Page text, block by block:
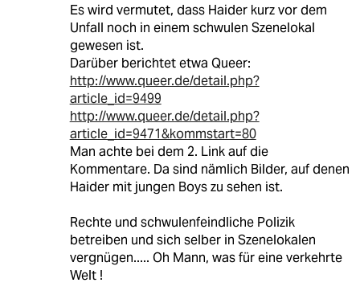
Es wird vermutet, dass Haider kurz vor dem
Unfall noch in einem schwulen Szenelokal
gewesen ist.
Darüber berichtet etwa Queer:
http://www.queer.de/detail.php?
article_id=9499
http://www.queer.de/detail.php?
article_id=9471&kommstart=80
Man achte bei dem 2. Link auf die
Kommentare. Da sind nämlich Bilder, auf denen
Haider mit jungen Boys zu sehen ist.
Rechte und schwulenfeindliche Polizik
betreiben und sich selber in Szenelokalen
vergnügen..... Oh Mann, was für eine verkehrte
Welt !